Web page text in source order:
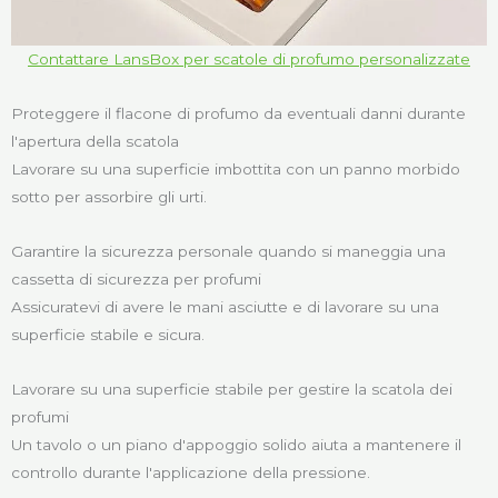
Contattare LansBox per scatole di profumo personalizzate
Proteggere il flacone di profumo da eventuali danni durante
l'apertura della scatola
Lavorare su una superficie imbottita con un panno morbido
sotto per assorbire gli urti.
Garantire la sicurezza personale quando si maneggia una
cassetta di sicurezza per profumi
Assicuratevi di avere le mani asciutte e di lavorare su una
superficie stabile e sicura.
Lavorare su una superficie stabile per gestire la scatola dei
profumi
Un tavolo o un piano d'appoggio solido aiuta a mantenere il
controllo durante l'applicazione della pressione.